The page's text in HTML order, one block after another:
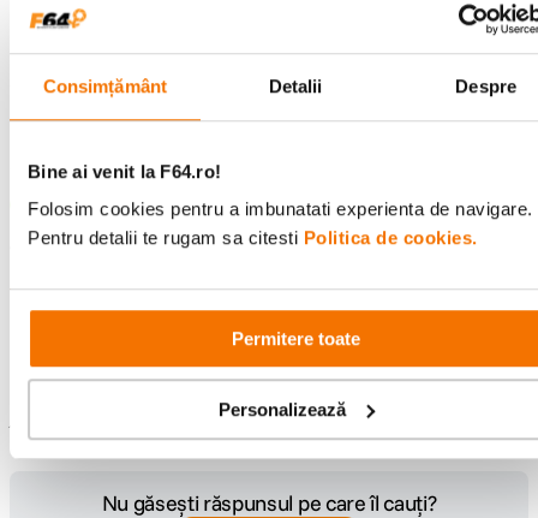
Consimțământ Detalii Despre
Bine ai venit la F64.ro!
Folosim cookies pentru a imbunatati experienta de navigare.
Pentru detalii te rugam sa citesti Politica de cookies.
Permitere toate
Personalizează
23/07/2018
Lucian Alexandrov
Achizitie verificata
Se aude bine. Chiar mai bine decat ma asteptam. Nu are distorsiuni in
medii sau inalte atunci cand ridici volumul la maxim. Functia de comanda
''hey siri'' merge chiar si cand muzica este data la maxim.
V-a fost de ajutor aceasta recenzie? 0
0
afisarea recenzia1-1 Înapoi sus
Întrebări și răspunsuri
Nu găsești răspunsul pe care îl cauți?